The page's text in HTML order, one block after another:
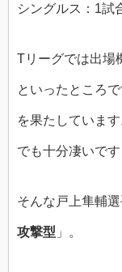
シングルス：1試
Tリーグでは出場
といったところ
を果たしていま
でも十分凄いです
そんな戸上隼輔
攻撃型 」。